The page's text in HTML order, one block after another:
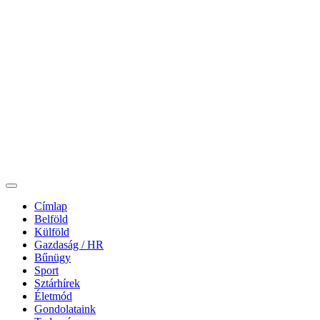
Címlap
Belföld
Külföld
Gazdaság / HR
Bűnügy
Sport
Sztárhírek
Életmód
Gondolataink